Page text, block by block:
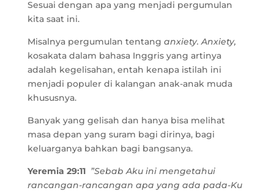
Sesuai dengan apa yang menjadi pergumulan
kita saat ini.
Misalnya pergumulan tentang anxiety. Anxiety,
kosakata dalam bahasa Inggris yang artinya
adalah kegelisahan, entah kenapa istilah ini
menjadi populer di kalangan anak-anak muda
khususnya.
Banyak yang gelisah dan hanya bisa melihat
masa depan yang suram bagi dirinya, bagi
keluarganya bahkan bagi bangsanya.
Yeremia 29:11”Sebab Aku ini mengetahui
rancangan-rancangan apa yang ada pada-Ku